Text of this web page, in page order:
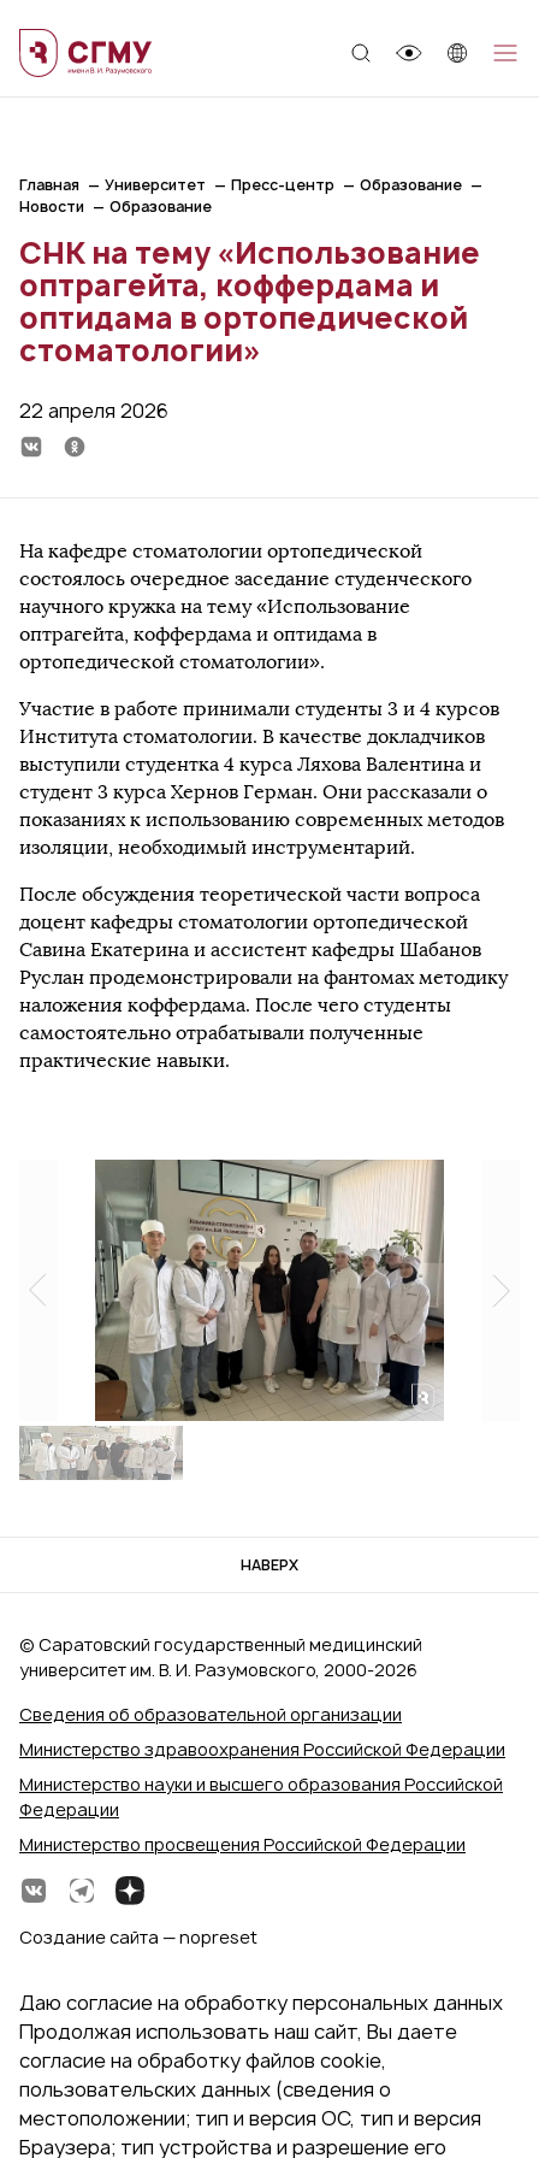
Главная Университет Пресс-центр
Образование
Новости
Образование
СНК на тему «Использование
оптрагейта, коффердама и
оптидама в ортопедической
стоматологии»
22 апреля 2026
На кафедре стоматологии ортопедической
состоялось очередное заседание студенческого
научного кружка на тему «Использование
оптрагейта, коффердама и оптидама в
ортопедической стоматологии».
Участие в работе принимали студенты 3 и 4 курсов
Института стоматологии. В качестве докладчиков
выступили студентка 4 курса Ляхова Валентина и
студент 3 курса Хернов Герман. Они рассказали о
показаниях к использованию современных методов
изоляции, необходимый инструментарий.
После обсуждения теоретической части вопроса
доцент кафедры стоматологии ортопедической
Савина Екатерина и ассистент кафедры Шабанов
Руслан продемонстрировали на фантомах методику
наложения коффердама. После чего студенты
самостоятельно отрабатывали полученные
практические навыки.
НАВЕРХ
Сведения об образовательной организации
Министерство здравоохранения Российской Федерации
Министерство науки и высшего образования Российской
Федерации
Министерство просвещения Российской Федерации
© Саратовский государственный медицинский
университет им. В. И. Разумовского, 2000‑2026
Создание сайта — nopreset
Даю согласие на обработку персональных данных
Продолжая использовать наш сайт, Вы даете
согласие на обработку файлов cookie,
пользовательских данных (сведения о
местоположении; тип и версия ОС, тип и версия
Браузера; тип устройства и разрешение его